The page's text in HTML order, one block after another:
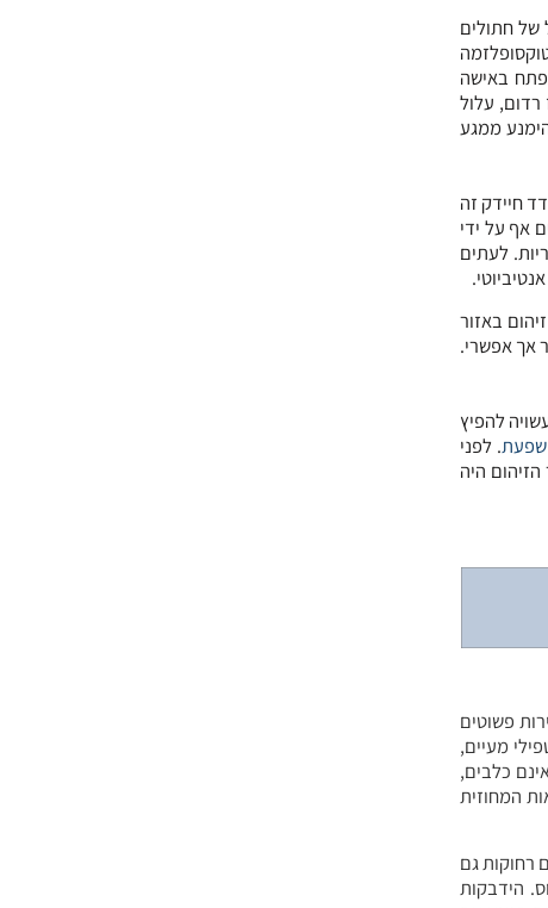
של חתולים
באישה
עלול
ממגע
חיידק זה
אף על ידי
לעתים
של חתולים, ב-90% מהמקרים מתפתח זיהום באזור
אך אפשרי.
להפיץ
שפעת. לפני
היה
פשוטים
מעיים,
כלבים,
המחוזית
רחוקות גם
הידבקות